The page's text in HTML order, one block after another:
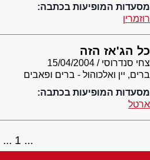
מסעדות המופיעות בכתבה:
רוזמרין
כל הג'אז הזה
צחי סנדרוסי
15/04/2004
ברים, יין ואלכוהול - ברים ופאבים
מסעדות המופיעות בכתבה:
ארטל
1